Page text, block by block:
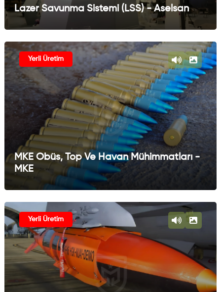
Lazer Savunma Sistemi (LSS) - Aselsan
Yerli Üretim
MKE Obüs, Top Ve Havan Mühimmatları -
MKE
Yerli Üretim